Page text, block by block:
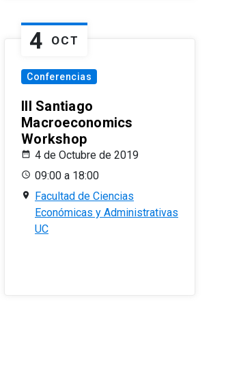
4 OCT
Conferencias
III Santiago
Macroeconomics
Workshop
4 de Octubre de 2019
09:00 a 18:00
Facultad de Ciencias
Económicas y Administrativas
UC